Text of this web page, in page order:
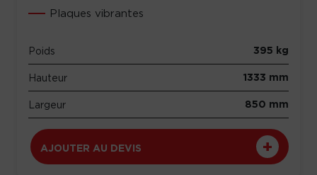
Plaques vibrantes
Poids 395 kg
Hauteur 1333 mm
Largeur 850 mm
AJOUTER AU DEVIS